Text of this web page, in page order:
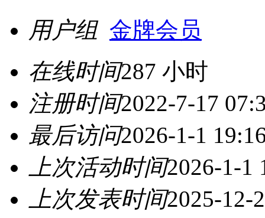
用户组 金牌会员
在线时间287 小时
注册时间2022-7-17
最后访问2026-1-1
上次活动时间2026-1-1
上次发表时间2025-12-